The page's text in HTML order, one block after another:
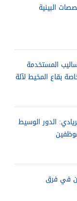
البينية
المستخدمة
بقاع المخيط لآلة
الدور الوسيط
في فرق